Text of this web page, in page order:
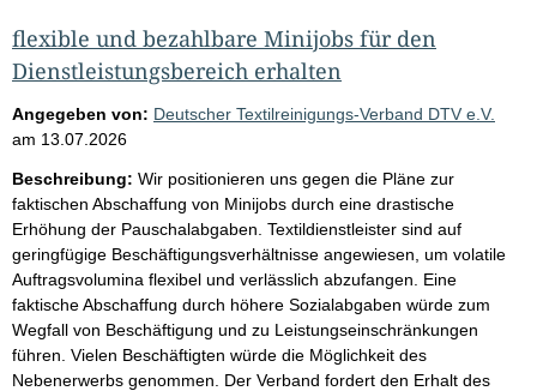
flexible und bezahlbare Minijobs für den
Dienstleistungsbereich erhalten
Angegeben von: Deutscher Textilreinigungs-Verband DTV e.V.
am 13.07.2026
Beschreibung: Wir positionieren uns gegen die Pläne zur
faktischen Abschaffung von Minijobs durch eine drastische
Erhöhung der Pauschalabgaben. Textildienstleister sind auf
geringfügige Beschäftigungsverhältnisse angewiesen, um volatile
Auftragsvolumina flexibel und verlässlich abzufangen. Eine
faktische Abschaffung durch höhere Sozialabgaben würde zum
Wegfall von Beschäftigung und zu Leistungseinschränkungen
führen. Vielen Beschäftigten würde die Möglichkeit des
Nebenerwerbs genommen. Der Verband fordert den Erhalt des